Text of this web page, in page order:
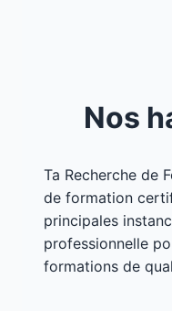
Nos
Ta Recherche de
de formation
principales
professionnelle
formations de